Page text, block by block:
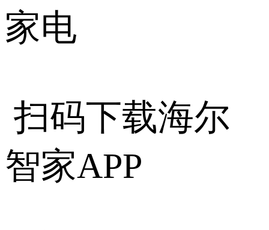
家电
扫码下载海尔
智家APP